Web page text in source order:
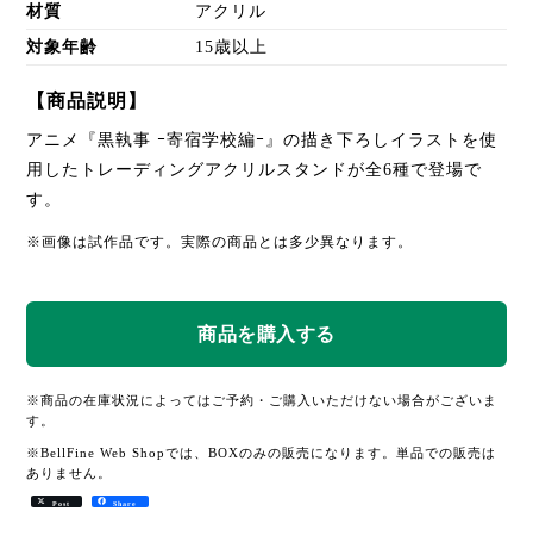
材質 アクリル
対象年齢 15歳以上
【商品説明】
アニメ『黒執事 ｰ寄宿学校編ｰ』の描き下ろしイラストを使
用したトレーディングアクリルスタンドが全6種で登場で
す。
※画像は試作品です。実際の商品とは多少異なります。
※商品の在庫状況によってはご予約・ご購入いただけない場合がございま
す。
※BellFine Web Shopでは、BOXのみの販売になります。単品での販売は
ありません。
Post Share